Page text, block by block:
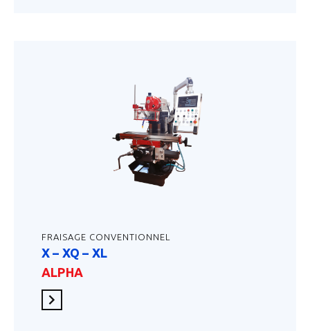
FRAISAGE CONVENTIONNEL
X – XQ – XL
ALPHA
En savoir plus